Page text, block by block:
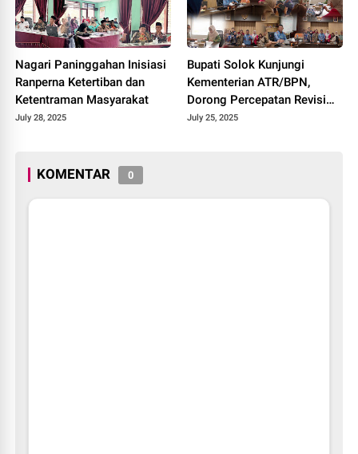
Nagari Paninggahan Inisiasi
Ranperna Ketertiban dan
Ketentraman Masyarakat
July 28, 2025
Bupati Solok Kunjungi
Kementerian ATR/BPN,
Dorong Percepatan Revisi
Perda RTRW Kabupaten
July 25, 2025
KOMENTAR 0